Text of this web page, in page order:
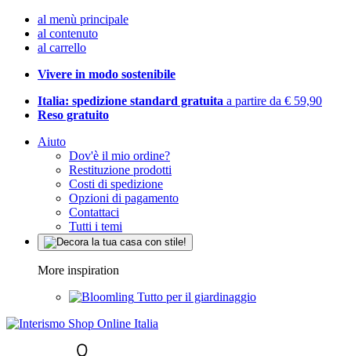
al menù principale
al contenuto
al carrello
Vivere in modo sostenibile
Italia: spedizione standard gratuita a partire da € 59,90
Reso gratuito
Aiuto
Dov'è il mio ordine?
Restituzione prodotti
Costi di spedizione
Opzioni di pagamento
Contattaci
Tutti i temi
More inspiration
Tutto per il giardinaggio